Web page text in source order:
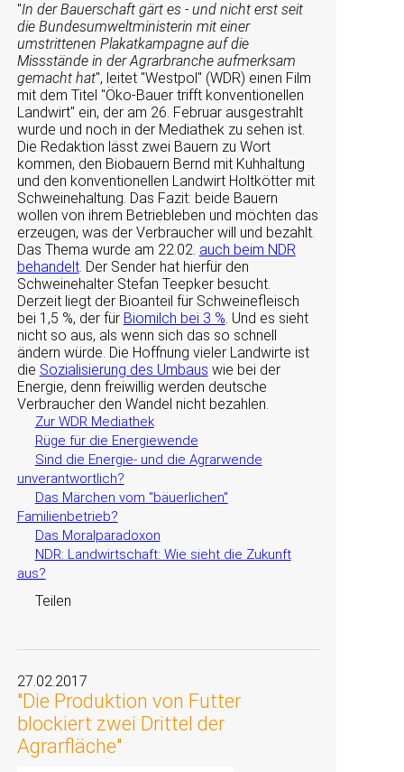
In der Bauerschaft gärt es - und nicht erst seit
die Bundesumweltministerin mit einer
umstrittenen Plakatkampagne auf die
Missstände in der Agrarbranche aufmerksam
gemacht hat , leitet Westpol (WDR) einen Film
mit dem Titel Öko-Bauer trifft konventionellen
Landwirt ein, der am 26. Februar ausgestrahlt
wurde und noch in der Mediathek zu sehen ist.
Die Redaktion lässt zwei Bauern zu Wort
kommen, den Biobauern Bernd mit Kuhhaltung
und den konventionellen Landwirt Holtkötter mit
Schweinehaltung. Das Fazit: beide Bauern
wollen von ihrem Betriebleben und möchten das
erzeugen, was der Verbraucher will und bezahlt.
Das Thema wurde am 22.02. auch beim NDR
behandelt. Der Sender hat hierfür den
Schweinehalter Stefan Teepker besucht.
Derzeit liegt der Bioanteil für Schweinefleisch
bei 1,5 %, der für Biomilch bei 3 %. Und es sieht
nicht so aus, als wenn sich das so schnell
ändern würde. Die Hoffnung vieler Landwirte ist
die Sozialisierung des Umbaus wie bei der
Energie, denn freiwillig werden deutsche
Verbraucher den Wandel nicht bezahlen.
Zur WDR Mediathek
Rüge für die Energiewende
Sind die Energie- und die Agrarwende
unverantwortlich?
Das Märchen vom "bäuerlichen"
Familienbetrieb?
Das Moralparadoxon
NDR: Landwirtschaft: Wie sieht die Zukunft
aus?
Teilen
27.02.2017
"Die Produktion von Futter
blockiert zwei Drittel der
Agrarfläche"